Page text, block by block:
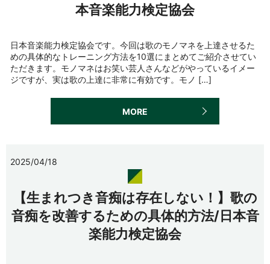
本音楽能力検定協会
日本音楽能力検定協会です。今回は歌のモノマネを上達させるた
めの具体的なトレーニング方法を10選にまとめてご紹介させてい
ただきます。モノマネはお笑い芸人さんなどがやっているイメー
ジですが、実は歌の上達に非常に有効です。モノ […]
MORE
2025/04/18
【生まれつき音痴は存在しない！】歌の
音痴を改善するための具体的方法/日本音
楽能力検定協会